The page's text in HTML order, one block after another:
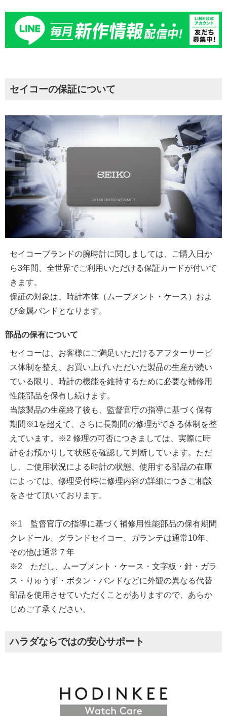
セイコーの保証について
セイコーブランドの腕時計に関しましては、ご購入日か
ら3年間、全世界でご利用いただける保証カードが付いて
きます。
保証の対象は、時計本体（ムーブメント・ケース）およ
び金属バンドとなります。
部品の保有について
セイコーは、お客様にご満足いただけるアフターサービ
ス体制を整え、お買い上げいただいた製品の生産が続い
ている限り、時計の機能を維持するために必要な補修用
性能部品を保有し続けます。
当該製品の生産終了後も、監督官庁の指導に基づく保有
期間※1を超えて、さらに長期間の修理ができる体制を整
えています。※2 修理の可否につきましては、実際に時
計をお預かりして状態を確認して判断しています。ただ
し、ご使用状況による時計の状態、使用する部品の在庫
によっては、修理受付時に修理内容の詳細につきご相談
をさせて頂いております。
※1 監督官庁の指導に基づく補修用性能部品の保有期間
クレドール、グランドセイコー、ガランテは通常10年、
その他は通常７年
※2 ただし、ムーブメント・ケース・文字板・針・ガラ
ス・りゅうず・ボタン・バンドなどに外観の異なる代替
部品を使用させていただくことがありますので、あらか
じめご了承ください。
ハラダならではの安心サポート